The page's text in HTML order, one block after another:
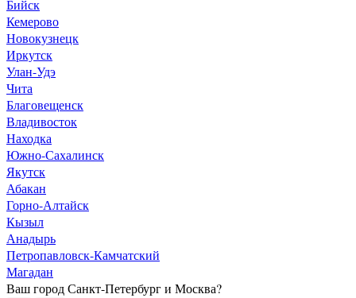
Бийск
Кемерово
Новокузнецк
Иркутск
Улан-Удэ
Чита
Благовещенск
Владивосток
Находка
Южно-Сахалинск
Якутск
Абакан
Горно-Алтайск
Кызыл
Анадырь
Петропавловск-Камчатский
Магадан
Ваш город Санкт-Петербург и Москва?